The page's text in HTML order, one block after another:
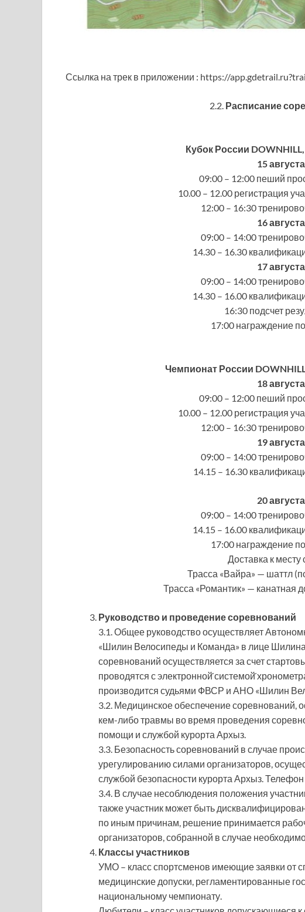
Ссылка на трек в приложении : https://
2.2. Расписание
Кубок России
15 августа
09:00 – 12:00 пеший
10.00 – 12.00 регистрация
12:00 – 16:30
16 августа
09:00 – 14:00
14.30 – 16.30
17 августа
09:00 – 14:00
14.30 – 16.00
16:30 подсчет
17:00 награждение
Чемпионат России
18 августа
09:00 – 12:00 пеший
10.00 – 12.00 регистрация
12:00 – 16:30
19 августа
09:00 – 14:00
14.15 – 16.30
20 августа
09:00 – 14:00
14.15 – 16.00
17:00 награждение
Доставка к месту
Трасса «Вайра» — шаттл
Трасса «Романтик» — канатная
Руководство и проведение соревнований
3.1. Общее руководство осуществляет
«Шилин Велосипеды и Команда» в лице
соревнований осуществляется за счет
проводятся с электронной̆ системой̆
производится судьями ФВСР и АНО «Шилин
3.2. Медицинское обеспечение соревнований,
кем-либо травмы во время проведения
помощи и службой курорта Архыз.
3.3. Безопасность соревнований в случае
урегулированию силами организаторов,
службой безопасности курорта Архыз.
3.4. В случае несоблюдения положения
также участник может быть
по иным причинам, решение принимается
организаторов, собранной в случае
Классы участников
УМО – класс спортсменов имеющие заявки от
медицинские допуски, регламентированные
национальному чемпионату.